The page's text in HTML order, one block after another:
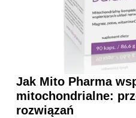
Jak Mito Pharma
mitochondrialne:
rozwiązań